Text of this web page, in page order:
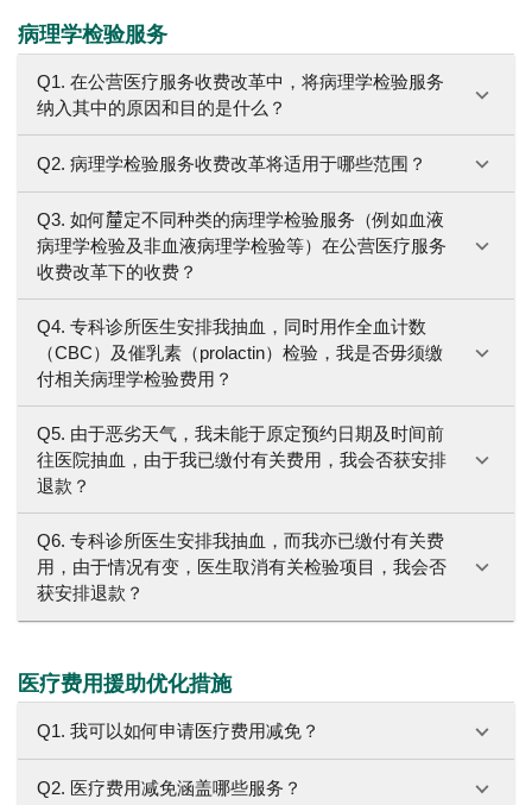
病理学检验服务
Q1. 在公营医疗服务收费改革中，将病理学检验服务
纳入其中的原因和目的是什么？
Q2. 病理学检验服务收费改革将适用于哪些范围？
Q3. 如何𨤳定不同种类的病理学检验服务（例如血液
病理学检验及非血液病理学检验等）在公营医疗服务
收费改革下的收费？
Q4. 专科诊所医生安排我抽血，同时用作全血计数
（CBC）及催乳素（prolactin）检验，我是否毋须缴
付相关病理学检验费用？
Q5. 由于恶劣天气，我未能于原定预约日期及时间前
往医院抽血，由于我已缴付有关费用，我会否获安排
退款？
Q6. 专科诊所医生安排我抽血，而我亦已缴付有关费
用，由于情况有变，医生取消有关检验项目，我会否
获安排退款？
医疗费用援助优化措施
Q1. 我可以如何申请医疗费用减免？
Q2. 医疗费用减免涵盖哪些服务？